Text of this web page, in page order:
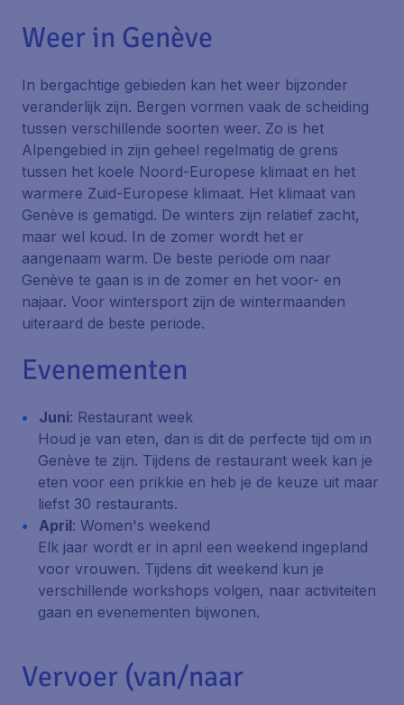
Weer in Genève
In bergachtige gebieden kan het weer bijzonder
veranderlijk zijn. Bergen vormen vaak de scheiding
tussen verschillende soorten weer. Zo is het
Alpengebied in zijn geheel regelmatig de grens
tussen het koele Noord-Europese klimaat en het
warmere Zuid-Europese klimaat. Het klimaat van
Genève is gematigd. De winters zijn relatief zacht,
maar wel koud. In de zomer wordt het er
aangenaam warm. De beste periode om naar
Genève te gaan is in de zomer en het voor- en
najaar. Voor wintersport zijn de wintermaanden
uiteraard de beste periode.
Evenementen
Juni: Restaurant week
Houd je van eten, dan is dit de perfecte tijd om in
Genève te zijn. Tijdens de restaurant week kan je
eten voor een prikkie en heb je de keuze uit maar
liefst 30 restaurants.
April: Women's weekend
Elk jaar wordt er in april een weekend ingepland
voor vrouwen. Tijdens dit weekend kun je
verschillende workshops volgen, naar activiteiten
gaan en evenementen bijwonen.
Vervoer (van/naar